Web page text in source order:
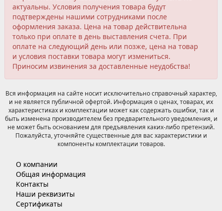
актуальны. Условия получения товара будут
подтверждены нашими сотрудниками после
оформления заказа. Цена на товар действительна
только при оплате в день выставления счета. При
оплате на следующий день или позже, цена на товар
и условия поставки товара могут измениться.
Приносим извинения за доставленные неудобства!
Вся информация на сайте носит исключительно справочный характер,
и не является публичной офертой. Информация о ценах, товарах, их
характеристиках и комплектации может как содержать ошибки, так и
быть изменена производителем без предварительного уведомления, и
не может быть основанием для предъявления каких-либо претензий.
Пожалуйста, уточняйте существенные для вас характеристики и
компоненты комплектации товаров.
О компании
Общая информация
Контакты
Наши реквизиты
Сертификаты